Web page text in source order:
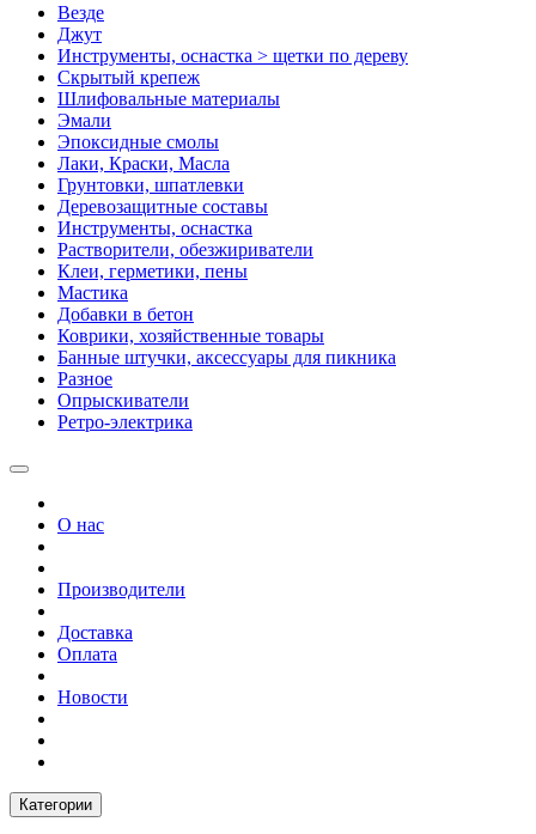
Везде
Джут
Инструменты, оснастка > щетки по дереву
Скрытый крепеж
Шлифовальные материалы
Эмали
Эпоксидные смолы
Лаки, Краски, Масла
Грунтовки, шпатлевки
Деревозащитные составы
Инструменты, оснастка
Растворители, обезжириватели
Клеи, герметики, пены
Мастика
Добавки в бетон
Коврики, хозяйственные товары
Банные штучки, аксессуары для пикника
Разное
Опрыскиватели
Ретро-электрика
О нас
Производители
Доставка
Оплата
Новости
Категории